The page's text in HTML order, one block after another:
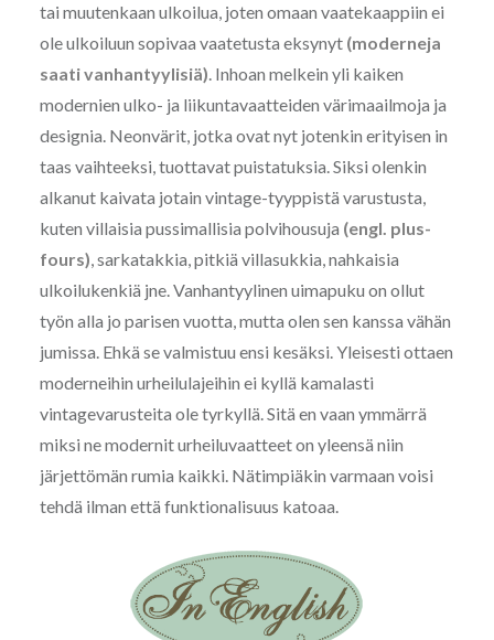
tai muutenkaan ulkoilua, joten omaan vaatekaappiin ei
ole ulkoiluun sopivaa vaatetusta eksynyt (moderneja
saati vanhantyylisiä). Inhoan melkein yli kaiken
modernien ulko- ja liikuntavaatteiden värimaailmoja ja
designia. Neonvärit, jotka ovat nyt jotenkin erityisen in
taas vaihteeksi, tuottavat puistatuksia. Siksi olenkin
alkanut kaivata jotain vintage-tyyppistä varustusta,
kuten villaisia pussimallisia polvihousuja (engl. plus-
fours), sarkatakkia, pitkiä villasukkia, nahkaisia
ulkoilukenkiä jne. Vanhantyylinen uimapuku on ollut
työn alla jo parisen vuotta, mutta olen sen kanssa vähän
jumissa. Ehkä se valmistuu ensi kesäksi. Yleisesti ottaen
moderneihin urheilulajeihin ei kyllä kamalasti
vintagevarusteita ole tyrkyllä. Sitä en vaan ymmärrä
miksi ne modernit urheiluvaatteet on yleensä niin
järjettömän rumia kaikki. Nätimpiäkin varmaan voisi
tehdä ilman että funktionalisuus katoaa.